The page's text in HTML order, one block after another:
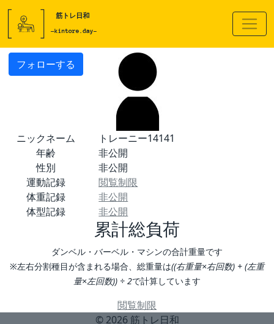
フォローする
ニックネーム
トレーニー14141
年齢
非公開
性別
非公開
運動記録
閲覧制限
体重記録
非公開
体型記録
非公開
累計総負荷
ダンベル・バーベル・マシンの合計重量です
※左右分割種目が含まれる場合、総重量は((右重量×右回数) + (左重
量×左回数)) ÷ 2で計算しています
閲覧制限
© 2026 筋トレ日和